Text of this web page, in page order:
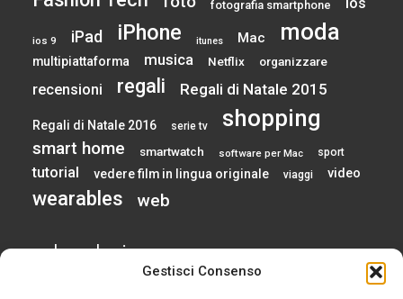
Gestisci Consenso
fotografia smartphone
ios 9 iPad iPhone itunes Mac moda
multipiattaforma musica Netflix organizzare
recensioni regali Regali di Natale 2015
Regali di Natale 2016 serie tv shopping
smart home smartwatch software per Mac sport
tutorial vedere film in lingua originale viaggi video
wearables web
calendario